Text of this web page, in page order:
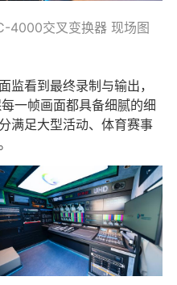
4000交叉变换器 现场图
监看到最终录制与输出，
一帧画面都具备细腻的细
满足大型活动、体育赛事